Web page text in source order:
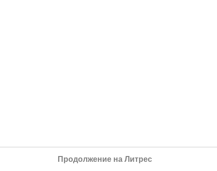
Продолжение на Литрес